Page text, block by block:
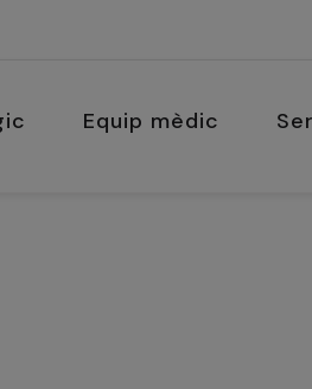
Equip mèdic